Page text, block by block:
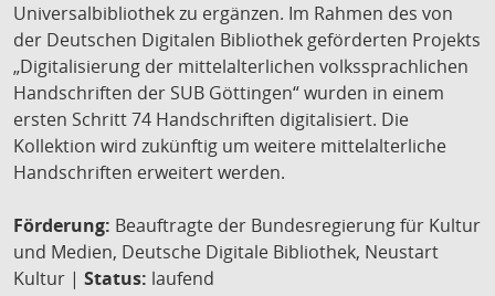
Universalbibliothek zu ergänzen. Im Rahmen des von
der Deutschen Digitalen Bibliothek geförderten Projekts
„Digitalisierung der mittelalterlichen volkssprachlichen
Handschriften der SUB Göttingen“ wurden in einem
ersten Schritt 74 Handschriften digitalisiert. Die
Kollektion wird zukünftig um weitere mittelalterliche
Handschriften erweitert werden.
Förderung: Beauftragte der Bundesregierung für Kultur
und Medien, Deutsche Digitale Bibliothek, Neustart
Kultur | Status: laufend